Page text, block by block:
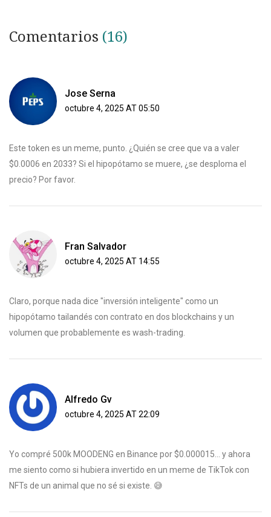
Comentarios (16)
Jose Serna
octubre 4, 2025 AT 05:50
Este token es un meme, punto. ¿Quién se cree que va a valer
$0.0006 en 2033? Si el hipopótamo se muere, ¿se desploma el
precio? Por favor.
Fran Salvador
octubre 4, 2025 AT 14:55
Claro, porque nada dice "inversión inteligente" como un
hipopótamo tailandés con contrato en dos blockchains y un
volumen que probablemente es wash-trading.
Alfredo Gv
octubre 4, 2025 AT 22:09
Yo compré 500k MOODENG en Binance por $0.000015... y ahora
me siento como si hubiera invertido en un meme de TikTok con
NFTs de un animal que no sé si existe. 😅